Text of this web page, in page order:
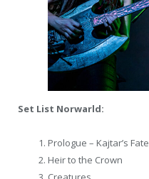
Set List Norwarld:
Prologue – Kajtar’s Fate
Heir to the Crown